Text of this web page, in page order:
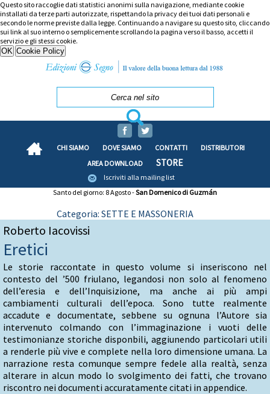
Questo sito raccoglie dati statistici anonimi sulla navigazione, mediante cookie
installati da terze parti autorizzate, rispettando la privacy dei tuoi dati personali e
secondo le norme previste dalla legge. Continuando a navigare su questo sito, cliccando
sui link al suo interno o semplicemente scrollando la pagina verso il basso, accetti il
servizio e gli stessi cookie.
CHI SIAMO DOVE SIAMO CONTATTI
DISTRIBUTORI
AREA DOWNLOAD
STORE
Iscriviti alla mailing list
Santo del giorno: 8 Agosto -San Domenico di Guzmán
Categoria: SETTE E MASSONERIA
Roberto Iacovissi
Eretici
Le storie raccontate in questo volume si inseriscono nel
contesto del ’500 friulano, legandosi non solo al fenomeno
dell’eresia e dell’Inquisizione, ma anche ai più ampi
cambiamenti culturali dell’epoca. Sono tutte realmente
accadute e documentate, sebbene su ognuna l’Autore sia
intervenuto colmando con l’immaginazione i vuoti delle
testimonianze storiche disponbili, aggiunendo particolari utili
a renderle più vive e complete nella loro dimensione umana. La
narrazione resta comunque sempre fedele alla realtà, senza
alterare in alcun modo lo svolgimento dei fatti, che trovano
riscontro nei documenti accuratamente citati in appendice.